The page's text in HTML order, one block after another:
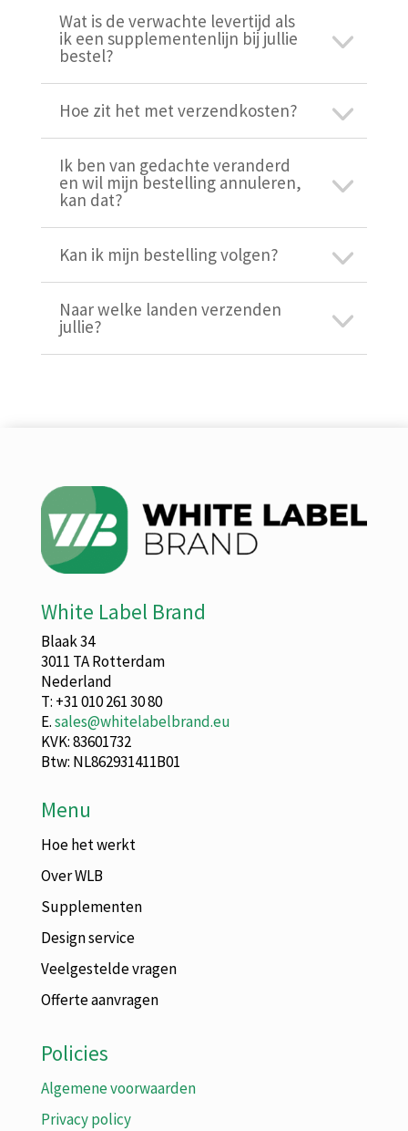
Wat is de verwachte levertijd als
ik een supplementenlijn bij jullie
bestel?
Hoe zit het met verzendkosten?
Ik ben van gedachte veranderd
en wil mijn bestelling annuleren,
kan dat?
Kan ik mijn bestelling volgen?
Naar welke landen verzenden
jullie?
White Label Brand
Blaak 34
3011 TA Rotterdam
Nederland
T: +31 010 261 30 80
E.sales@whitelabelbrand.eu
KVK: 83601732
Btw: NL862931411B01
Menu
Hoe het werkt
Over WLB
Supplementen
Design service
Veelgestelde vragen
Offerte aanvragen
Policies
Algemene voorwaarden
Privacy policy